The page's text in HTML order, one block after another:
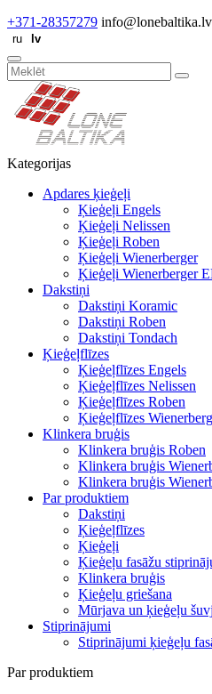
+371-28357279 info@lonebaltika.lv
Kategorijas
Apdares ķieģeļi
Ķieģeļi Engels
Ķieģeļi Nelissen
Ķieģeļi Roben
Ķieģeļi Wienerberger
Ķieģeļi Wienerberger
Dakstiņi
Dakstiņi Koramic
Dakstiņi Roben
Dakstiņi Tondach
Ķieģeļflīzes
Ķieģeļflīzes Engels
Ķieģeļflīzes Nelissen
Ķieģeļflīzes Roben
Ķieģeļflīzes
Klinkera bruģis
Klinkera bruģis Roben
Klinkera bruģis
Klinkera bruģis
Par produktiem
Dakstiņi
Ķieģeļflīzes
Ķieģeļi
Ķieģeļu fasāžu
Klinkera bruģis
Ķieģeļu griešana
Mūrjava un ķieģeļu
Stiprinājumi
Stiprinājumi ķieģeļu
Par produktiem